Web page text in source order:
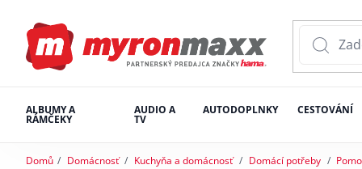
ALBUMY A
RÁMČEKY
AUDIO A
TV
AUTODOPLNKY CESTOVÁNÍ
Domů Domácnosť Kuchyňa a domácnosť Domácí potřeby